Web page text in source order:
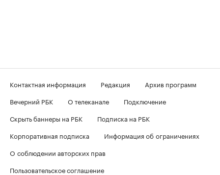
Контактная информация Редакция
Архив программ
Вечерний РБК
О телеканале
Подключение
Скрыть баннеры на РБК
Подписка на РБК
Корпоративная подписка
Информация об ограничениях
О соблюдении авторских прав
Пользовательское соглашение